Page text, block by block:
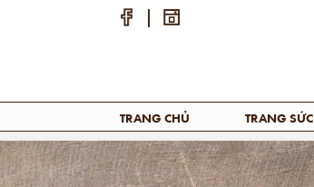
TRANG CHỦ TRANG SỨC